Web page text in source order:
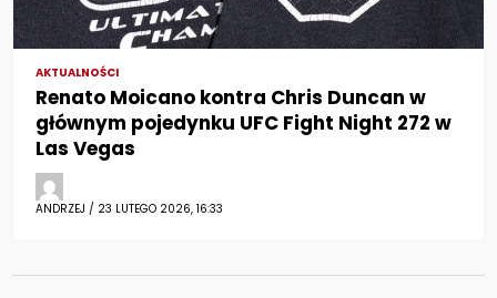
AKTUALNOŚCI
Renato Moicano kontra Chris Duncan w
głównym pojedynku UFC Fight Night 272 w
Las Vegas
ANDRZEJ / 23 LUTEGO 2026, 16:33